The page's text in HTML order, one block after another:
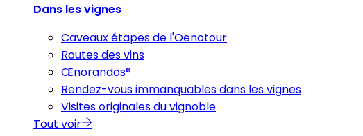
Dans les vignes
Caveaux étapes de l'Oenotour
Routes des vins
Œnorandos®
Rendez-vous immanquables dans les vignes
Visites originales du vignoble
Tout voir